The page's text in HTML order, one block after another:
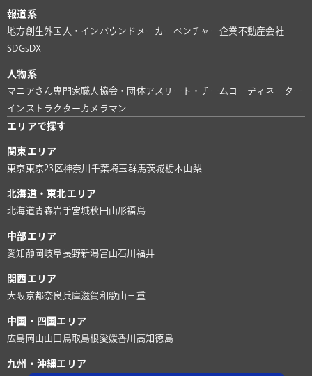
報道系
地方創生外国人・インバウンド メーカー ベンチャー企業不動産会社
SDGs DX
人物系
マニアさん専門家 職人 協会・団体アスリート・チーム コーディネーター
インストラクターカメラマン
エリアで探す
関東エリア
東京 東京23区神奈川 千葉埼玉群馬茨城栃木山梨
北海道・東北エリア
北海道青森岩手宮城秋田 山形福島
中部エリア
愛知 静岡 岐阜長野新潟富山石川 福井
関西エリア
大阪京都奈良兵庫滋賀和歌山 三重
中国・四国エリア
広島 岡山山口 鳥取島根 愛媛香川 高知徳島
九州・沖縄エリア